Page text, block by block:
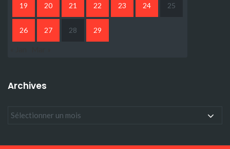
19 20 21 22 23 24 25
26 27 28 29
Archives